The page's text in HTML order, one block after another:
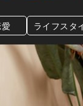
ライフスタ